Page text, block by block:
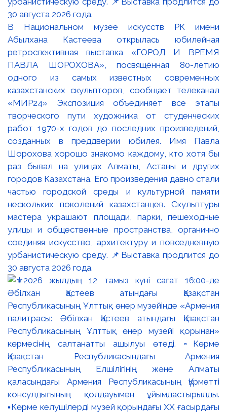
В Национальном музее искусств РК имени
Абылхана Кастеева открылась юбилейная
ретроспективная выставка «ГОРОД И ВРЕМЯ
ПАВЛА ШОРОХОВА», посвящённая 80-летию
одного из самых известных современных
казахстанских скульпторов, сообщает телеканал
«МИР24» Экспозиция объединяет все этапы
творческого пути художника от студенческих
работ 1970-х годов до последних произведений,
созданных в преддверии юбилея. Имя Павла
Шорохова хорошо знакомо каждому, кто хотя бы
раз бывал на улицах Алматы, Астаны и других
городов Казахстана. Его произведения давно стали
частью городской среды и культурной памяти
нескольких поколений казахстанцев. Скульптуры
мастера украшают площади, парки, пешеходные
улицы и общественные пространства, органично
соединяя искусство, архитектуру и повседневную
урбанистическую среду. 📌Выставка продлится до
30 августа 2026 года.